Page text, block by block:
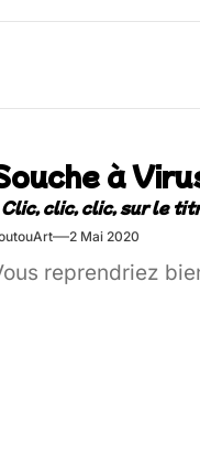
Festival –
à
2 Mai 2020
reprendriez